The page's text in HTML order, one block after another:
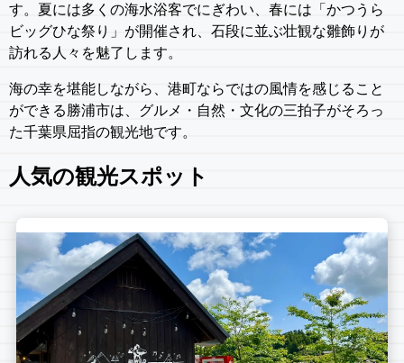
す。夏には多くの海水浴客でにぎわい、春には「かつうら
ビッグひな祭り」が開催され、石段に並ぶ壮観な雛飾りが
訪れる人々を魅了します。
海の幸を堪能しながら、港町ならではの風情を感じること
ができる勝浦市は、グルメ・自然・文化の三拍子がそろっ
た千葉県屈指の観光地です。
人気の観光スポット